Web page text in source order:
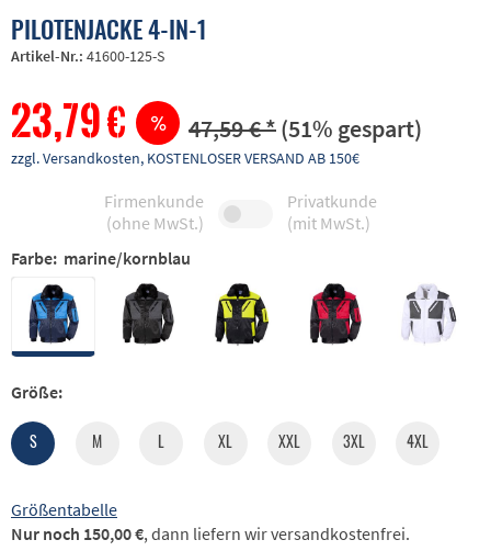
PILOTENJACKE 4-IN-1
Artikel-Nr.: 41600-125-S
23,79 € 47,59 € *(51% gespart)
zzgl. Versandkosten, KOSTENLOSER VERSAND AB 150€
Firmenkunde
(ohne MwSt.)
Privatkunde
(mit MwSt.)
Farbe: marine/kornblau
Größe:
S M L XL XXL 3XL 4XL
Größentabelle
Nur noch 150,00 €, dann liefern wir versandkostenfrei.